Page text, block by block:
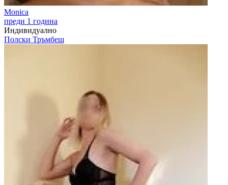
Monica
преди 1 година
Индивидуално
Полски Тръмбеш